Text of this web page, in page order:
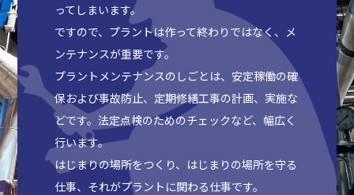
ってしまいます。
ですので、プラントは作って終わりではなく、メ
ンテナンスが重要です。
プラントメンテナンスのしごとは、安定稼働の確
保および事故防止、定期修繕工事の計画、実施な
どです。法定点検のためのチェックなど、幅広く
行います。
はじまりの場所をつくり、はじまりの場所を守る
仕事、それがプラントに関わる仕事です。